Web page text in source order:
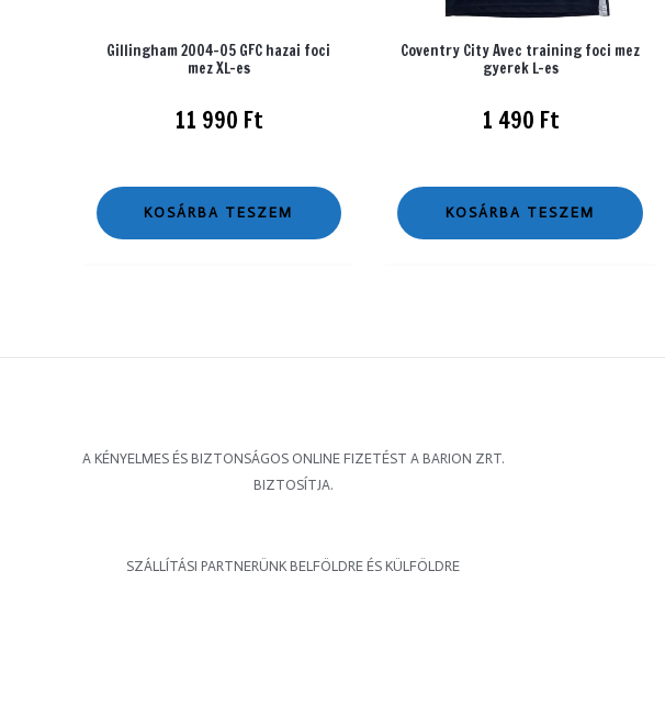
Gillingham 2004-05 GFC hazai foci
mez XL-es
11 990 Ft
KOSÁRBA TESZEM
Coventry City Avec training foci mez
gyerek L-es
1 490 Ft
KOSÁRBA TESZEM
A KÉNYELMES ÉS BIZTONSÁGOS ONLINE FIZETÉST A BARION ZRT.
BIZTOSÍTJA.
SZÁLLÍTÁSI PARTNERÜNK BELFÖLDRE ÉS KÜLFÖLDRE